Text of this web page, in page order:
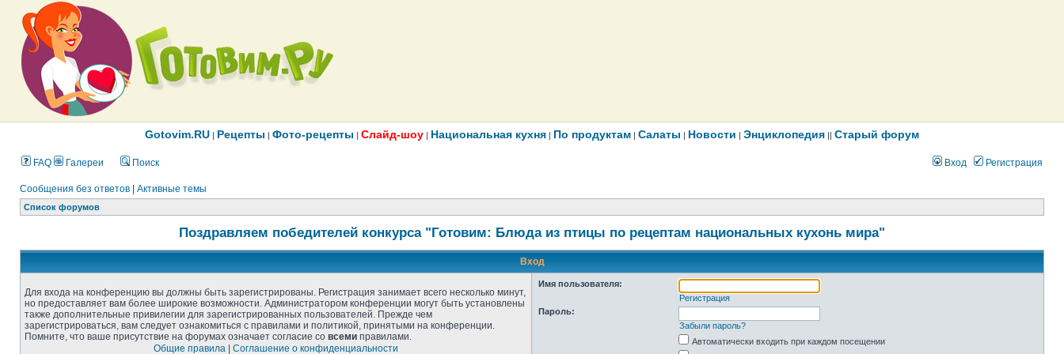
Gotovim.RU | Рецепты | Фото-рецепты | Слайд-шоу | Национальная кухня | По продуктам | Салаты | Новости | Энциклопедия || Старый форум
FAQ Галереи Поиск Вход Регистрация
Сообщения без ответов Активные темы
Список форумов
Поздравляем победителей конкурса "Готовим: Блюда из птицы по рецептам национальных кухонь мира"
Вход
Для входа на конференцию вы должны быть зарегистрированы. Регистрация занимает всего несколько минут,
но предоставляет вам более широкие возможности. Администратором конференции могут быть установлены
также дополнительные привилегии для зарегистрированных пользователей. Прежде чем
зарегистрироваться, вам следует ознакомиться с правилами и политикой, принятыми на конференции.
Помните, что ваше присутствие на форумах означает согласие со всеми правилами.
Общие правила
Соглашение о конфиденциальности
Имя пользователя:
Регистрация
Пароль:
Забыли пароль?
Автоматически входить при каждом посещении